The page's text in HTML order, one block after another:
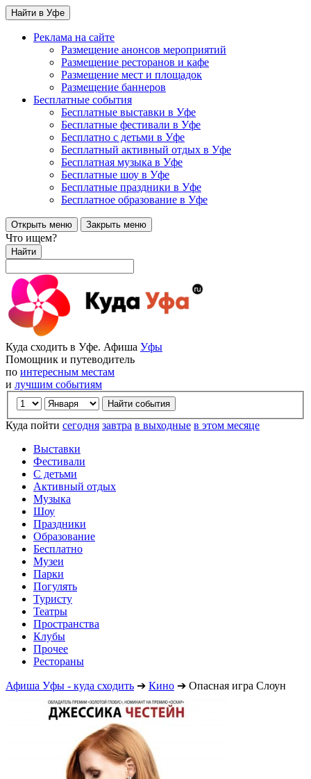
Найти в Уфе
Реклама на сайте
Размещение анонсов мероприятий
Размещение ресторанов и кафе
Размещение мест и площадок
Размещение баннеров
Бесплатные события
Бесплатные выставки в Уфе
Бесплатные фестивали в Уфе
Бесплатно с детьми в Уфе
Бесплатный активный отдых в Уфе
Бесплатная музыка в Уфе
Бесплатные шоу в Уфе
Бесплатные праздники в Уфе
Бесплатное образование в Уфе
Открыть меню Закрыть меню
Что ищем?
Найти
Куда сходить в Уфе. Афиша Уфы
Помощник и путеводитель
по интересным местам
и лучшим событиям
Куда пойти сегодня завтра в выходные в этом месяце
Выставки
Фестивали
С детьми
Активный отдых
Музыка
Шоу
Праздники
Образование
Бесплатно
Музеи
Парки
Погулять
Туристу
Театры
Пространства
Клубы
Прочее
Рестораны
Афиша Уфы - куда сходить ➔ Кино ➔ Опасная игра Слоун